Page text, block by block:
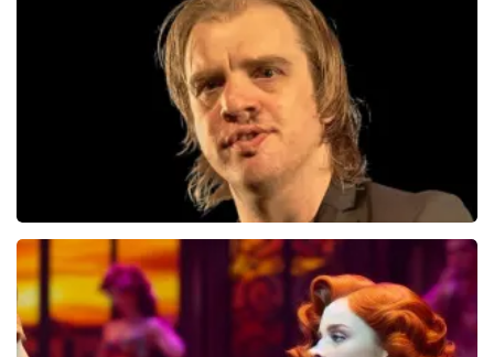
499+reviews
BEKIJKEN
Jan Jaap Van Der Wal
49
BEKIJKEN